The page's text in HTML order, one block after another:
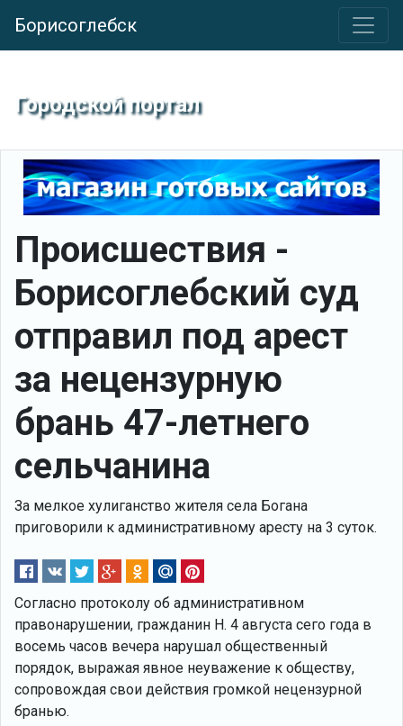
Борисоглебск
Городской портал
Происшествия -
Борисоглебский суд
отправил под арест
за нецензурную
брань 47-летнего
сельчанина
За мелкое хулиганство жителя села Богана
приговорили к административному аресту на 3 суток.
Согласно протоколу об административном
правонарушении, гражданин Н. 4 августа сего года в
восемь часов вечера нарушал общественный
порядок, выражая явное неуважение к обществу,
сопровождая свои действия громкой нецензурной
бранью.